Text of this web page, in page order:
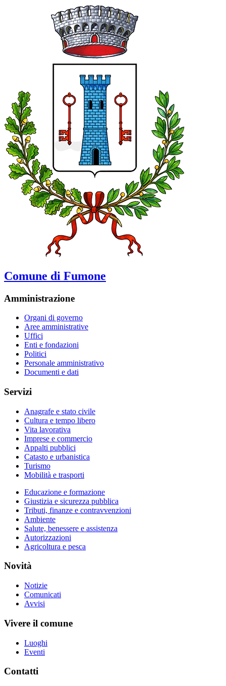
Comune di Fumone
Amministrazione
Organi di governo
Aree amministrative
Uffici
Enti e fondazioni
Politici
Personale amministrativo
Documenti e dati
Servizi
Anagrafe e stato civile
Cultura e tempo libero
Vita lavorativa
Imprese e commercio
Appalti pubblici
Catasto e urbanistica
Turismo
Mobilità e trasporti
Educazione e formazione
Giustizia e sicurezza pubblica
Tributi, finanze e contravvenzioni
Ambiente
Salute, benessere e assistenza
Autorizzazioni
Agricoltura e pesca
Novità
Notizie
Comunicati
Avvisi
Vivere il comune
Luoghi
Eventi
Contatti